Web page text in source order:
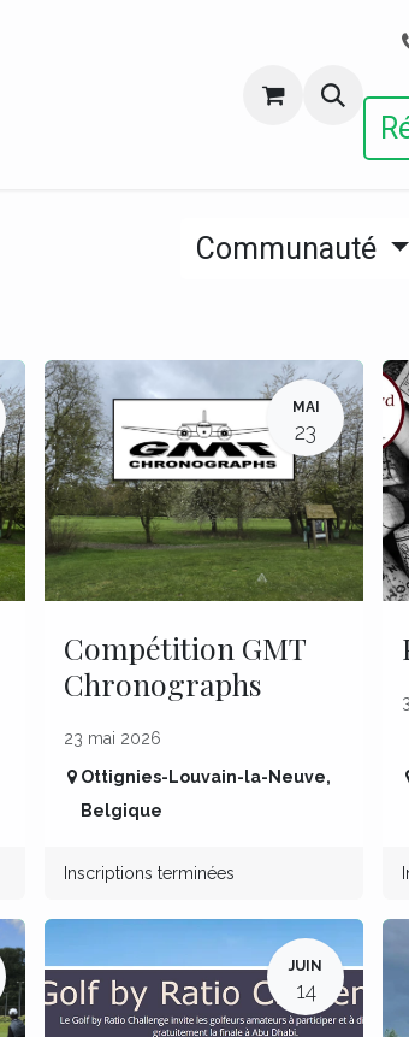
Autres Activités
Communauté
MAI
23
Compétition GMT
Chronographs
23 mai 2026
Ottignies-Louvain-la-Neuve,
Belgique
Inscriptions terminées
JUIN
14